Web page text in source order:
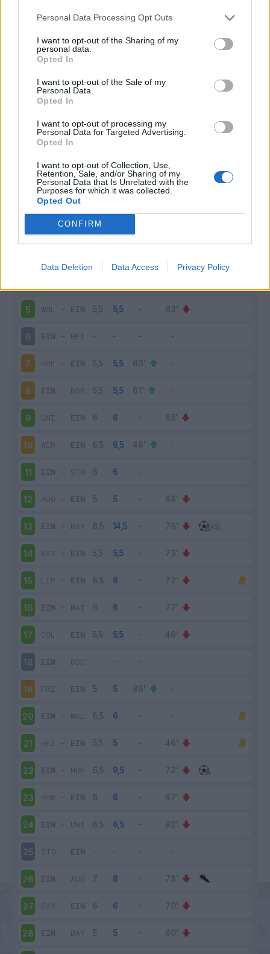
Personal Data Processing Opt Outs
I want to opt-out of the Sharing of my
personal data.
Opted In
I want to opt-out of the Sale of my
Personal Data.
Opted In
I want to opt-out of processing my
Personal Data for Targeted Advertising.
Opted In
I want to opt-out of Collection, Use,
Retention, Sale, and/or Sharing of my
Personal Data that Is Unrelated with the
Purposes for which it was collected.
Opted Out
CONFIRM
Data Deletion Data Access Privacy Policy
Infortunato 0 - 0%
Inutilizzato
Scarica riepilogo
stagionale
Giornata Voto FV Entrato Uscito Bonus/Malus
MAI-EIN
-COL
5 WOL - EIN
6 EIN - HEI
7 HOF - EIN
8 EIN - BOR
9 UNI - EIN
10 WER - EIN
11 EIN - STO
12 AUG - EIN
13 EIN - BAY
14 BAY - EIN
15 LIP - EIN
16 EIN - MAI
17 COL - EIN
18 EIN - BOC
19 FRI - EIN
20 EIN - WOL
21 HEI - EIN
22 EIN - HOF
23 BOR - EIN
24 EIN - UNI
25 STO - EIN
26 EIN - AUG
27 BAY - EIN
28 EIN - BAY